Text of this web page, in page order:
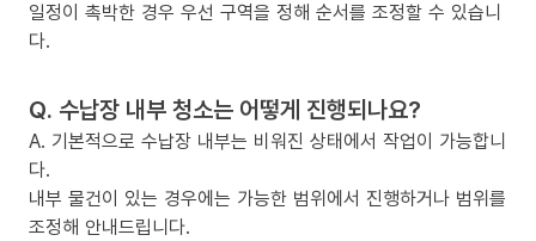
일정이 촉박한 경우 우선 구역을 정해 순서를 조정할 수 있습니
다.
Q. 수납장 내부 청소는 어떻게 진행되나요?
A. 기본적으로 수납장 내부는 비워진 상태에서 작업이 가능합니
다.
내부 물건이 있는 경우에는 가능한 범위에서 진행하거나 범위를
조정해 안내드립니다.